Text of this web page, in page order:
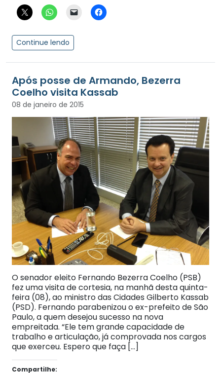
Continue lendo
Após posse de Armando, Bezerra
Coelho visita Kassab
08 de janeiro de 2015
O senador eleito Fernando Bezerra Coelho (PSB)
fez uma visita de cortesia, na manhã desta quinta-
feira (08), ao ministro das Cidades Gilberto Kassab
(PSD). Fernando parabenizou o ex-prefeito de São
Paulo, a quem desejou sucesso na nova
empreitada. “Ele tem grande capacidade de
trabalho e articulação, já comprovada nos cargos
que exerceu. Espero que faça […]
Compartilhe: